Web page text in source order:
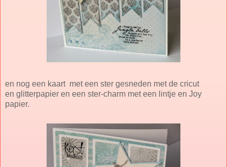
en nog een kaart met een ster gesneden met de cricut
en glitterpapier en een ster-charm met een lintje en Joy
papier.